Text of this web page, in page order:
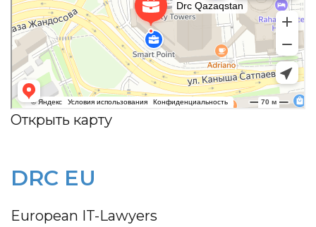
Открыть карту
DRC EU
European IT-Lawyers